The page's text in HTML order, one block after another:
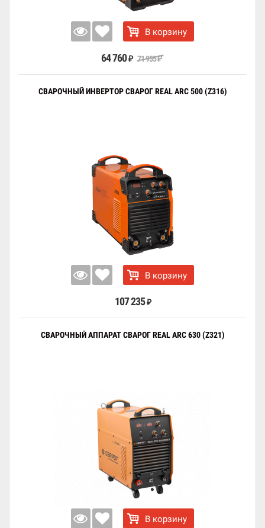
В корзину
64 760 ₽ 71 955₽
СВАРОЧНЫЙ ИНВЕРТОР СВАРОГ REAL ARC 500 (Z316)
В корзину
107 235 ₽
СВАРОЧНЫЙ АППАРАТ СВАРОГ REAL ARC 630 (Z321)
В корзину